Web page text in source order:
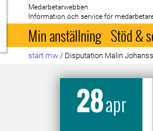
Till startsida
Medarbetarwebben
Information och service för
Min anställning Stöd &
start mw / Disputation Malin
28apr